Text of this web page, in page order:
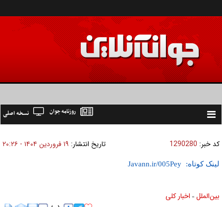
Toggle
نسخه اصلی روزنامه جوان
کد خبر: 1290280 تاریخ انتشار: ۱۹ فروردين ۱۴۰۴ - ۲۰:۲۶
لینک کوتاه:
بين‌الملل » اخبار كلی